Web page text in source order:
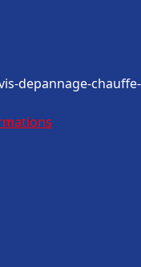
depannage-chauffe-